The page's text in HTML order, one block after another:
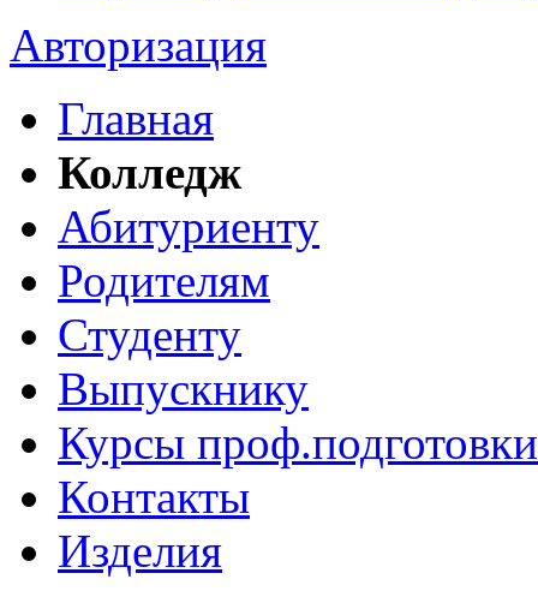
Авторизация
Главная
Колледж
Абитуриенту
Родителям
Студенту
Выпускнику
Курсы проф.подготовки
Контакты
Изделия